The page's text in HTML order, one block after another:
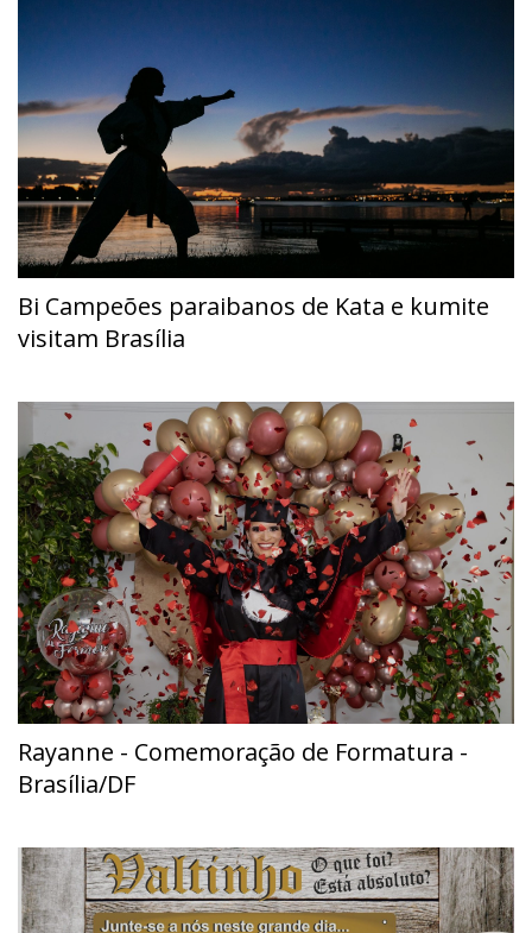
Bi Campeões paraibanos de Kata e kumite
visitam Brasília
Rayanne - Comemoração de Formatura -
Brasília/DF